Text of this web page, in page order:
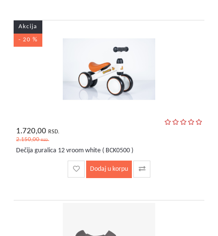
Akcija
- 20 %
1.720,00 RSD.
2.150,00RSD.
Dečija guralica 12 vroom white ( BCK0500 )
Dodaj u korpu